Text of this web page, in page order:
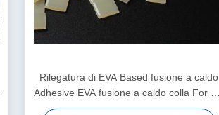
Rilegatura di EVA Based fusione a caldo
Adhesive EVA fusione a caldo colla For del
granello